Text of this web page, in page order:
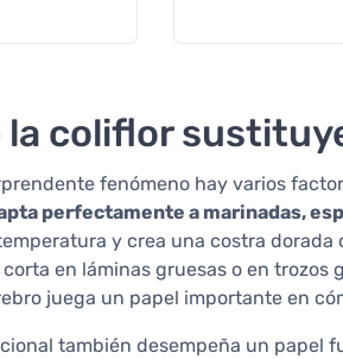
la coliflor
fenómeno hay varios
perfectamente a marinadas,
y crea una costra
corta en láminas gruesas o en
juega un papel importante en
también desempeña un papel